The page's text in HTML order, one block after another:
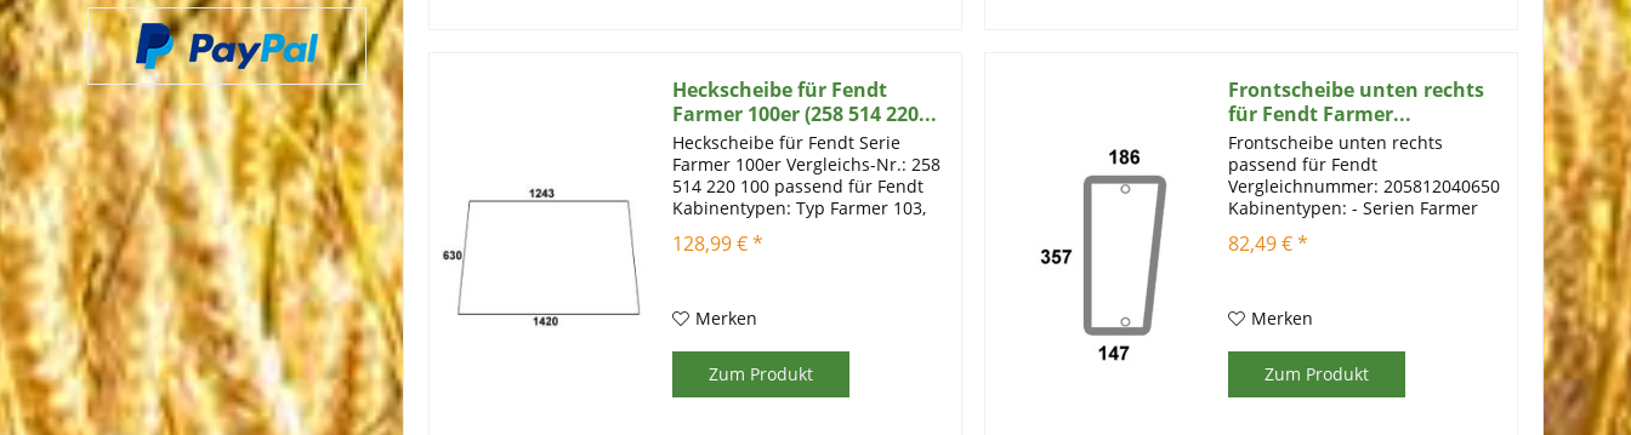
Heckscheibe für Fendt
Farmer 100er (258 514 220...
Heckscheibe für Fendt Serie
Farmer 100er Vergleichs-Nr.: 258
514 220 100 passend für Fendt
Kabinentypen: Typ Farmer 103,
104, 105, 106, 108 S.
Artikelinfomartionen:
mm
128,99 € *
Merken
Zum Produkt
Frontscheibe unten rechts
für Fendt Farmer...
Frontscheibe unten rechts
passend für Fendt
Vergleichnummer: 205812040650
Kabinentypen: - Serien Farmer
240S, 250S, 260S, 275S, 280S,
260P, 270P, 280P
Prüfstempel Farbe: grün...
82,49 € *
Merken
Zum Produkt